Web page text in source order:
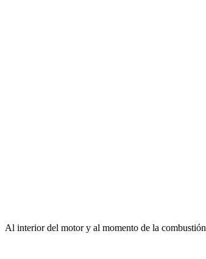
Al interior del motor y al momento de la